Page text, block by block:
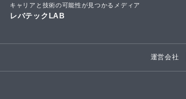
キャリアと技術の可能性が見つかるメディア
レバテックLAB
運営会社